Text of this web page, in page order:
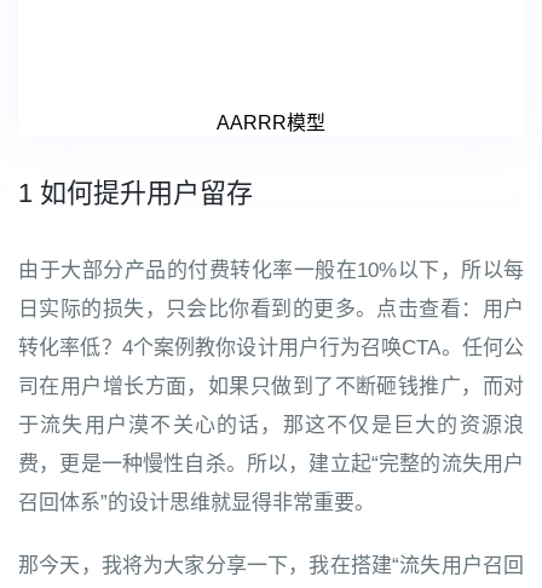
AARRR模型
1 如何提升用户留存
由于大部分产品的付费转化率一般在10%以下，所以每
日实际的损失，只会比你看到的更多。点击查看：用户
转化率低？4个案例教你设计用户行为召唤CTA。任何公
司在用户增长方面，如果只做到了不断砸钱推广，而对
于流失用户漠不关心的话，那这不仅是巨大的资源浪
费，更是一种慢性自杀。所以，建立起“完整的流失用户
召回体系”的设计思维就显得非常重要。
那今天，我将为大家分享一下，我在搭建“流失用户召回